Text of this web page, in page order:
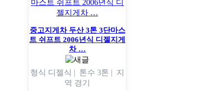
중고지게차 두산 3톤 3단마스
트 쉬프트 2006년식 디젤지게
차 …
형식 디젤식 | 톤수 3톤 | 지
역 경기